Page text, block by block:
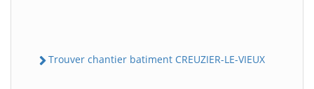
Trouver chantier batiment CREUZIER-LE-VIEUX